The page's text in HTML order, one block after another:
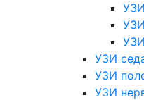
УЗИ
УЗИ
УЗИ